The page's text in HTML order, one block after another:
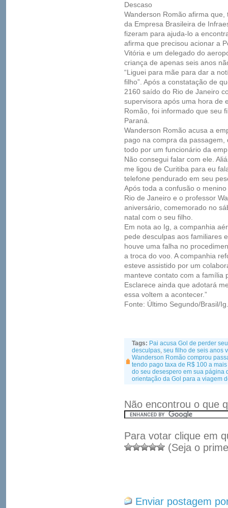
Descaso
Wanderson Romão afirma
da Empresa Brasileira de
fizeram para ajuda-lo a
afirma que precisou acionar a
Vitória e um delegado do
criança de apenas seis anos
“Liguei para mãe para dar a
filho”. Após a constatação de
2160 saído do Rio de Janeiro
supervisora após uma hora de
Romão, foi informado que seu
Paraná.
Wanderson Romão acusa a
pago na compra da
todo por um funcionário da
Não consegui falar com ele.
me ligou de Curitiba para eu
telefone pendurado em seu
Após toda a confusão o
Rio de Janeiro e o professor
aniversário, comemorado no
natal com o seu filho.
Em nota ao Ig, a companhia
pede desculpas aos familiares
houve uma falha no
a troca do voo. A companhia
esteve assistido por um
manteve contato com a família
Esclarece ainda que adotará
essa voltem a acontecer.”
Fonte: Último Segundo/Brasil/
Tags: Pai acusa Gol de perder
desculpas, seu filho de seis anos
Wanderson Romão comprou
tendo pago taxa de R$ 100 a
do seu desespero em sua página
orientação da Gol para a viagem
Não encontrou o que
Para votar clique em
(Seja o
Enviar postagem